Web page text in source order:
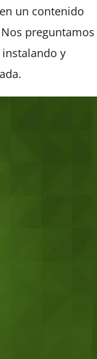
un contenido
preguntamos
y